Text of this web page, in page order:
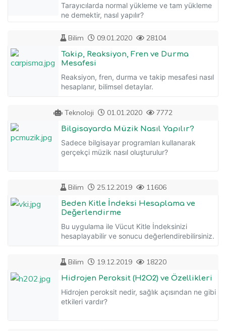
Tarayıcılarda normal yükleme ve tam yükleme
ne demektir, nasıl yapılır?
Bilim 09.01.2020 28104
Takip, Reaksiyon, Fren ve Durma
Mesafesi
Reaksiyon, fren, durma ve takip mesafesi nasıl
hesaplanır, bilimsel detaylar.
Teknoloji 01.01.2020 7772
Bilgisayarda Müzik Nasıl Yapılır?
Sadece bilgisayar programları kullanarak
gerçekçi müzik nasıl oluşturulur?
Bilim 25.12.2019 11606
Beden Kitle İndeksi Hesaplama ve
Değerlendirme
Bu uygulama ile Vücut Kitle İndeksinizi
hesaplayabilir ve sonucu değerlendirebilirsiniz.
Bilim 19.12.2019 18220
Hidrojen Peroksit (H2O2) ve Özellikleri
Hidrojen peroksit nedir, sağlık açısından ne gibi
etkileri vardır?